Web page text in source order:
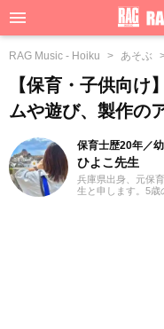
RAG Music - Hoiku あそぶ
【保育・子供向け
ムや遊び、製作の
保育士歴20年／
ひよこ先生
兵庫県出身、元保
生と申します。5歳